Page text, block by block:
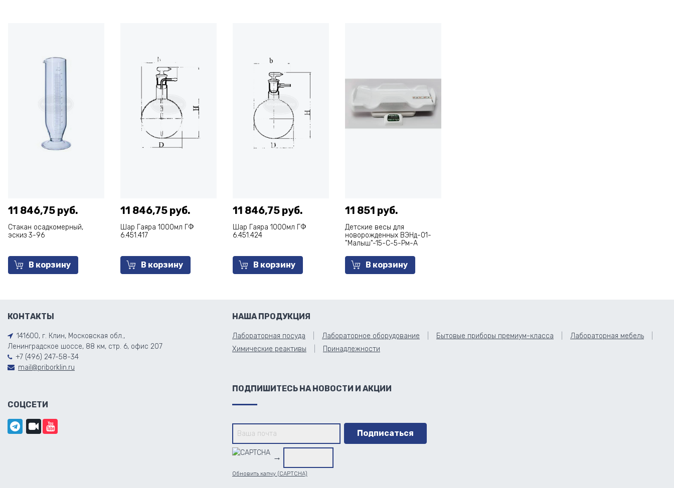
11 846,75 руб.
Стакан осадкомерный,
эскиз 3-96
В корзину
11 846,75 руб.
Шар Гаяра 1000мл ГФ
6.451.417
В корзину
11 846,75 руб.
Шар Гаяра 1000мл ГФ
6.451.424
В корзину
11 851 руб.
Детские весы для
новорожденных ВЭНд-01-
"Малыш"-15-С-5-Рм-А
В корзину
КОНТАКТЫ
141600, г. Клин, Московская обл.,
Ленинградское шоссе, 88 км, стр. 6, офис 207
+7 (496) 247-58-34
mail@priborklin.ru
СОЦСЕТИ
НАША ПРОДУКЦИЯ
Лабораторная посуда Лабораторное оборудование Бытовые приборы премиум-класса
Лабораторная мебель
Химические реактивы
Принадлежности
ПОДПИШИТЕСЬ НА НОВОСТИ И АКЦИИ
→
Обновить капчу (CAPTCHA)